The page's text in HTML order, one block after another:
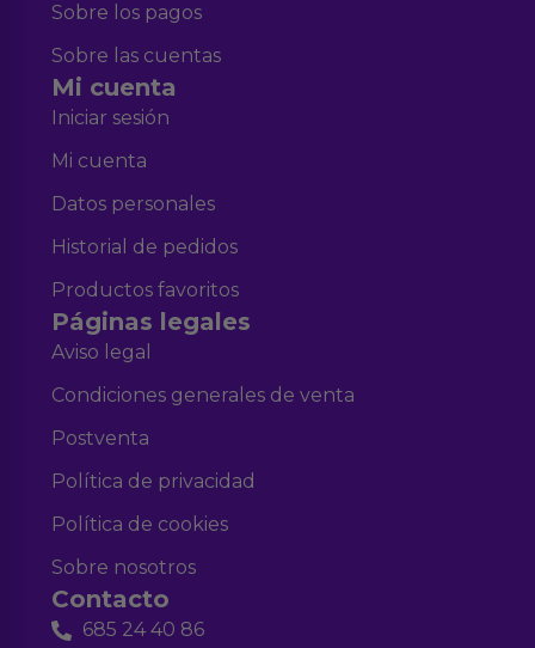
Sobre los pagos
Sobre las cuentas
Mi cuenta
Iniciar sesión
Mi cuenta
Datos personales
Historial de pedidos
Productos favoritos
Páginas legales
Aviso legal
Condiciones generales de venta
Postventa
Política de privacidad
Política de cookies
Sobre nosotros
Contacto
685 24 40 86